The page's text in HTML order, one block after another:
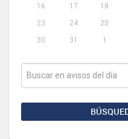
16
17 18
23
24 25
30
31 1